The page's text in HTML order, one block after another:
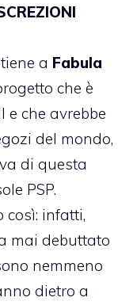
a Fabula
che è
e che avrebbe
del mondo,
di questa
PSP.
così: infatti,
mai debuttato
nemmeno
dietro a